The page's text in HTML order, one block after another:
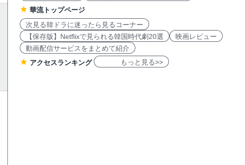
華流トップページ
次見る韓ドラに迷ったら見るコーナー
【保存版】Netflixで見られる韓国時代劇20選
映画レビュー
動画配信サービスをまとめて紹介
アクセスランキング
もっと見る>>